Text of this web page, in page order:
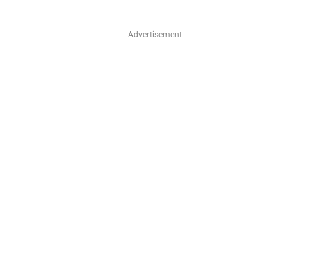
Advertisement